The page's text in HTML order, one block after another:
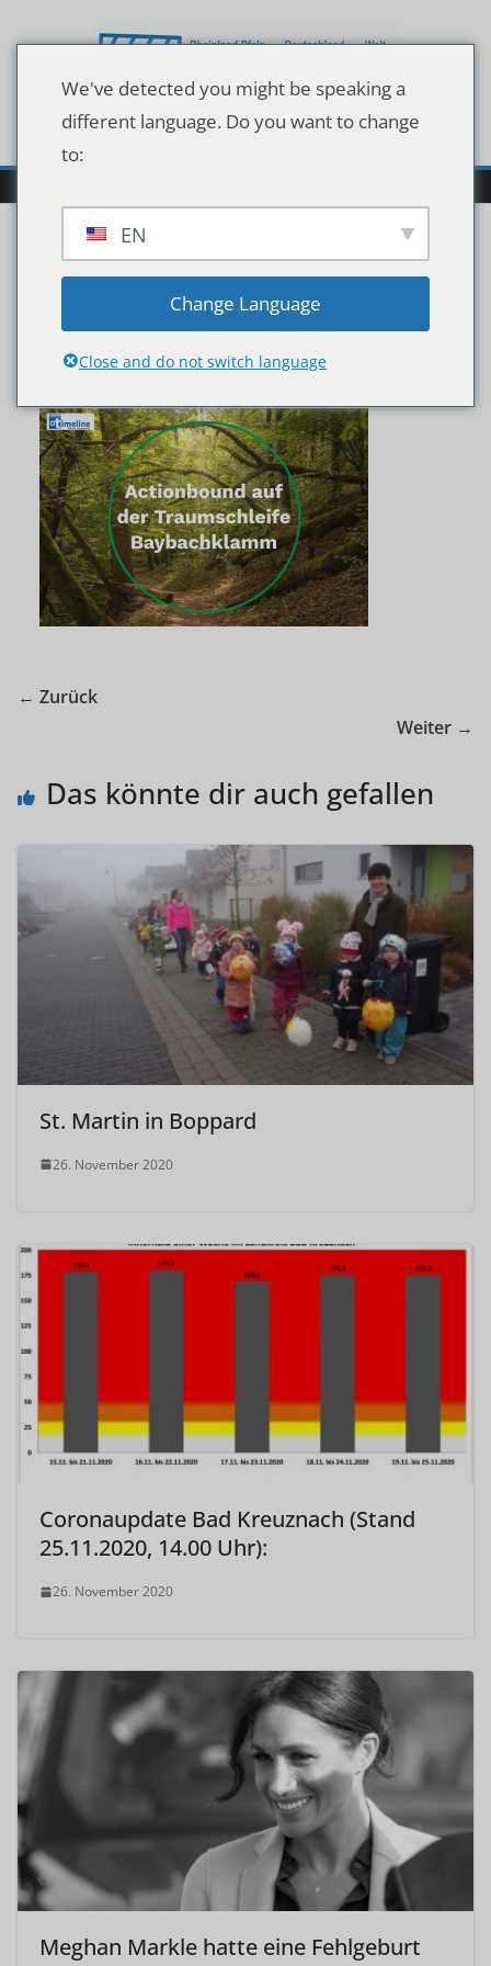
Inhalt
Unbenanntes Design
(20)
← Zurück
Weiter →
Das könnte dir auch gefallen
St. Martin in Boppard
26. November 2020
Coronaupdate Bad Kreuznach (Stand
25.11.2020, 14.00 Uhr):
26. November 2020
Meghan Markle hatte eine Fehlgeburt
We've detected you might be speaking a
different language. Do you want to change
to:
EN
Change Language
Close and do not switch language